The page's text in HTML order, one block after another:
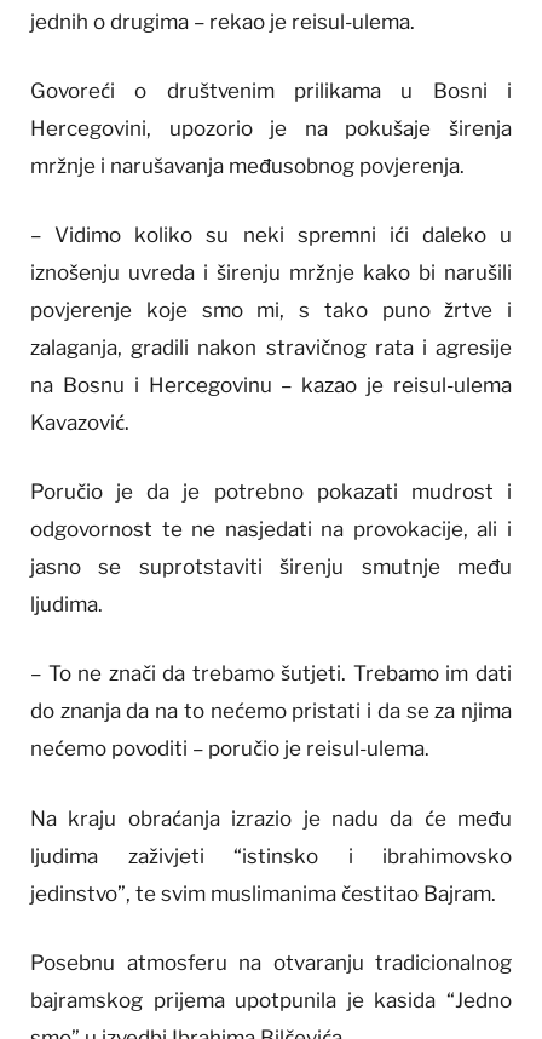
jednih o drugima – rekao je reisul-ulema.
Govoreći o društvenim prilikama u Bosni i
Hercegovini, upozorio je na pokušaje širenja
mržnje i narušavanja međusobnog povjerenja.
– Vidimo koliko su neki spremni ići daleko u
iznošenju uvreda i širenju mržnje kako bi narušili
povjerenje koje smo mi, s tako puno žrtve i
zalaganja, gradili nakon stravičnog rata i agresije
na Bosnu i Hercegovinu – kazao je reisul-ulema
Kavazović.
Poručio je da je potrebno pokazati mudrost i
odgovornost te ne nasjedati na provokacije, ali i
jasno se suprotstaviti širenju smutnje među
ljudima.
– To ne znači da trebamo šutjeti. Trebamo im dati
do znanja da na to nećemo pristati i da se za njima
nećemo povoditi – poručio je reisul-ulema.
Na kraju obraćanja izrazio je nadu da će među
ljudima zaživjeti “istinsko i ibrahimovsko
jedinstvo”, te svim muslimanima čestitao Bajram.
Posebnu atmosferu na otvaranju tradicionalnog
bajramskog prijema upotpunila je kasida “Jedno